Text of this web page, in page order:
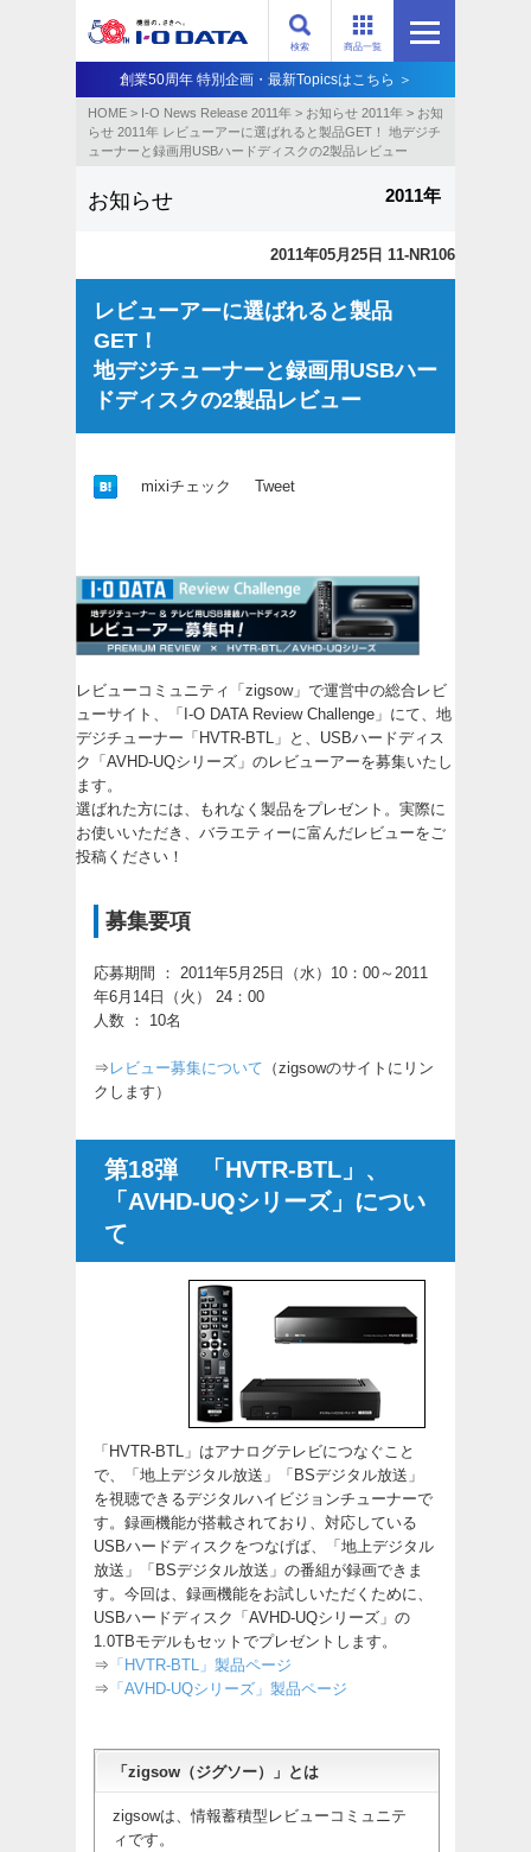
商品一覧
検索
創業50周年 特別企画・最新Topicsはこちら ＞
HOME > I-O News Release 2011年 > お知らせ 2011年 > お知
らせ 2011年 レビューアーに選ばれると製品GET！ 地デジチ
ューナーと録画用USBハードディスクの2製品レビュー
お知らせ 2011年
2011年05月25日 11-NR106
レビューアーに選ばれると製品
GET！
地デジチューナーと録画用USBハー
ドディスクの2製品レビュー
mixiチェック Tweet
レビューコミュニティ「zigsow」で運営中の総合レビ
ューサイト、「 I-O DATA Review Challenge 」にて、 地
デジチューナー「HVTR-BTL」と、USBハードディス
ク「AVHD-UQシリーズ」 のレビューアーを募集いたし
ます。
選ばれた方には、もれなく製品をプレゼント。実際に
お使いいただき、バラエティーに富んだレビューをご
投稿ください！
募集要項
応募期間 ： 2011年5月25日（水）10：00～2011
年6月14日（火） 24：00
人数 ： 10名
⇒ レビュー募集について （zigsowのサイトにリン
クします）
第18弾 「HVTR-BTL」、
「AVHD-UQシリーズ」につい
て
「HVTR-BTL」はアナログテレビにつなぐこと
で、「地上デジタル放送」「BSデジタル放送」
を視聴できるデジタルハイビジョンチューナーで
す。録画機能が搭載されており、対応している
USBハードディスクをつなげば、「地上デジタル
放送」「BSデジタル放送」の番組が録画できま
す。今回は、録画機能をお試しいただくために、
USBハードディスク「AVHD-UQシリーズ」の
1.0TBモデルもセットでプレゼントします。
⇒ 「HVTR-BTL」製品ページ
⇒ 「AVHD-UQシリーズ」製品ページ
「zigsow（ジグソー）」とは
zigsowは、情報蓄積型レビューコミュニテ
ィです。